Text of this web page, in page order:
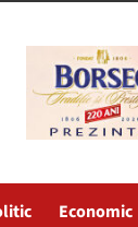
Economic